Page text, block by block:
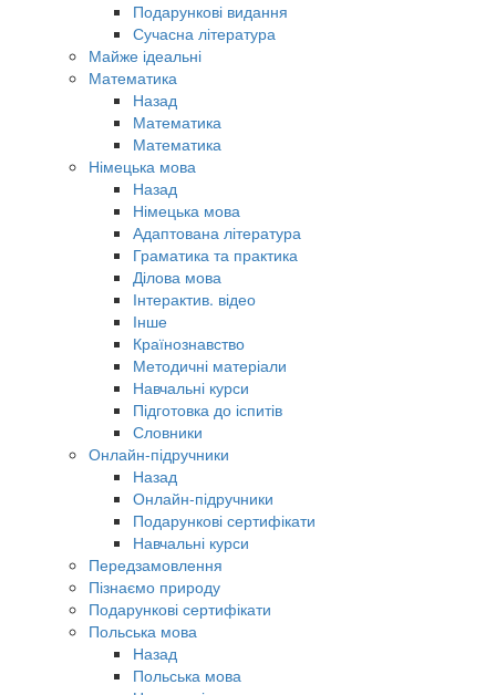
Подарункові видання
Сучасна література
Майже ідеальні
Математика
Назад
Математика
Математика
Німецька мова
Назад
Німецька мова
Адаптована література
Граматика та практика
Ділова мова
Інтерактив. відео
Інше
Країнознавство
Методичні матеріали
Навчальні курси
Підготовка до іспитів
Словники
Онлайн-підручники
Назад
Онлайн-підручники
Подарункові сертифікати
Навчальні курси
Передзамовлення
Пізнаємо природу
Подарункові сертифікати
Польська мова
Назад
Польська мова